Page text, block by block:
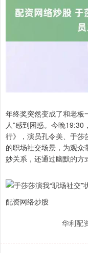
年终奖突然变成了和老板
人”感到困惑。今晚
行》，演员孔令美、于莎
的职场社交场景，为观
妙关系，还通过幽默的方
配资网络炒股
华利配